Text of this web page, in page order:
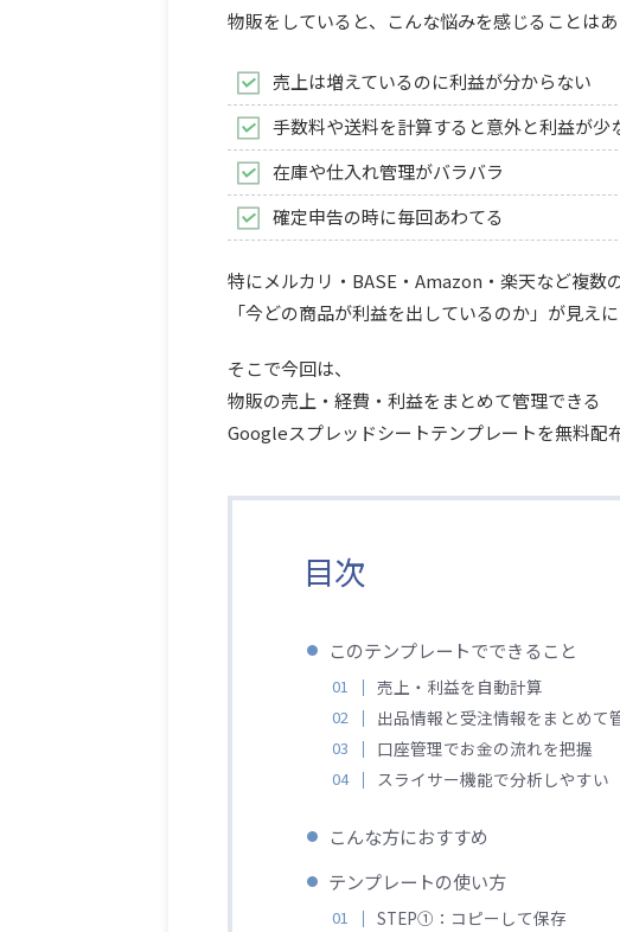
物販をしていると、こんな悩みを感じることは
売上は増えているのに利益が分からない
手数料や送料を計算すると意外と利益が少
在庫や仕入れ管理がバラバラ
確定申告の時に毎回あわてる
特にメルカリ・BASE・Amazon・楽天など複数
「今どの商品が利益を出しているのか」が見えに
そこで今回は、
物販の売上・経費・利益をまとめて管理できる
Googleスプレッドシートテンプレートを無料配
目次
このテンプレートでできること
売上・利益を自動計算
出品情報と受注情報をまとめて
口座管理でお金の流れを把握
スライサー機能で分析しやすい
こんな方におすすめ
テンプレートの使い方
STEP①：コピーして保存